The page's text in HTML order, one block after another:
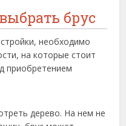
брус
необходимо
на которые стоит
приобретением
дерево. На нем не